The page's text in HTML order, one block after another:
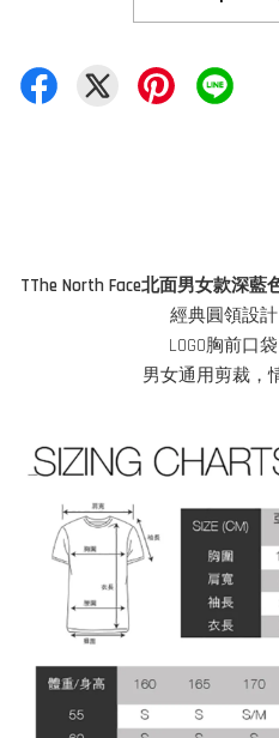
TThe North Face北面男女款深藍
經典圓領設
LOGO胸前口
男女通用剪裁，